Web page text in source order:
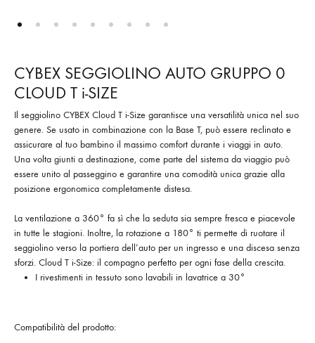
CYBEX SEGGIOLINO AUTO GRUPPO 0
CLOUD T i-SIZE
Il seggiolino CYBEX Cloud T i-Size garantisce una versatilità unica nel suo
genere. Se usato in combinazione con la Base T, può essere reclinato e
assicurare al tuo bambino il massimo comfort durante i viaggi in auto.
Una volta giunti a destinazione, come parte del sistema da viaggio può
essere unito al passeggino e garantire una comodità unica grazie alla
posizione ergonomica completamente distesa.
La ventilazione a 360° fa sì che la seduta sia sempre fresca e piacevole
in tutte le stagioni. Inoltre, la rotazione a 180° ti permette di ruotare il
seggiolino verso la portiera dell’auto per un ingresso e una discesa senza
sforzi. Cloud T i-Size: il compagno perfetto per ogni fase della crescita.
I rivestimenti in tessuto sono lavabili in lavatrice a 30°
Compatibilità del prodotto: